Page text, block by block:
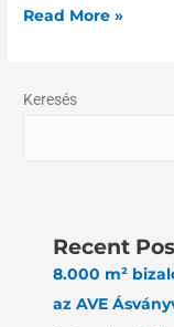
Read More »
Keresés
Recent
8.000 m²
az AVE